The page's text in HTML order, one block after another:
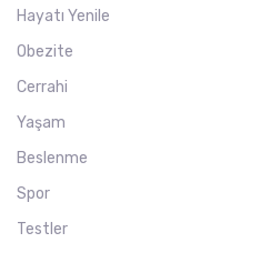
Hayatı Yenile
Obezite
Cerrahi
Yaşam
Beslenme
Spor
Testler